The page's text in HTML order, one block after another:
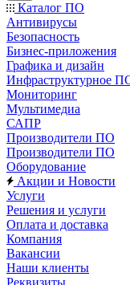
Каталог ПО
Антивирусы
Безопасность
Бизнес-приложения
Графика и дизайн
Инфраструктурное
Мониторинг
Мультимедиа
САПР
Производители ПО
Производители ПО
Оборудование
Акции и Новости
Услуги
Решения и услуги
Оплата и доставка
Компания
Вакансии
Наши клиенты
Реквизиты